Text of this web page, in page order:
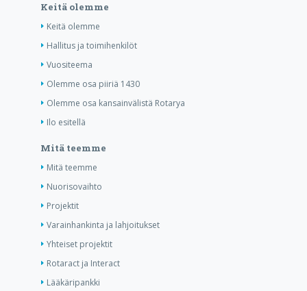
Keitä olemme
Keitä olemme
Hallitus ja toimihenkilöt
Vuositeema
Olemme osa piiriä 1430
Olemme osa kansainvälistä Rotarya
Ilo esitellä
Mitä teemme
Mitä teemme
Nuorisovaihto
Projektit
Varainhankinta ja lahjoitukset
Yhteiset projektit
Rotaract ja Interact
Lääkäripankki